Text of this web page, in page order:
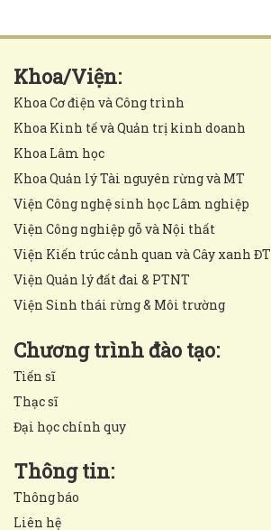
Khoa/Viện:
Khoa Cơ điện và Công trình
Khoa Kinh tế và Quản trị kinh doanh
Khoa Lâm học
Khoa Quản lý Tài nguyên rừng và MT
Viện Công nghệ sinh học Lâm nghiệp
Viện Công nghiệp gỗ và Nội thất
Viện Kiến trúc cảnh quan và Cây xanh ĐT
Viện Quản lý đất đai & PTNT
Viện Sinh thái rừng & Môi trường
Chương trình đào tạo:
Tiến sĩ
Thạc sĩ
Đại học chính quy
Thông tin:
Thông báo
Liên hệ